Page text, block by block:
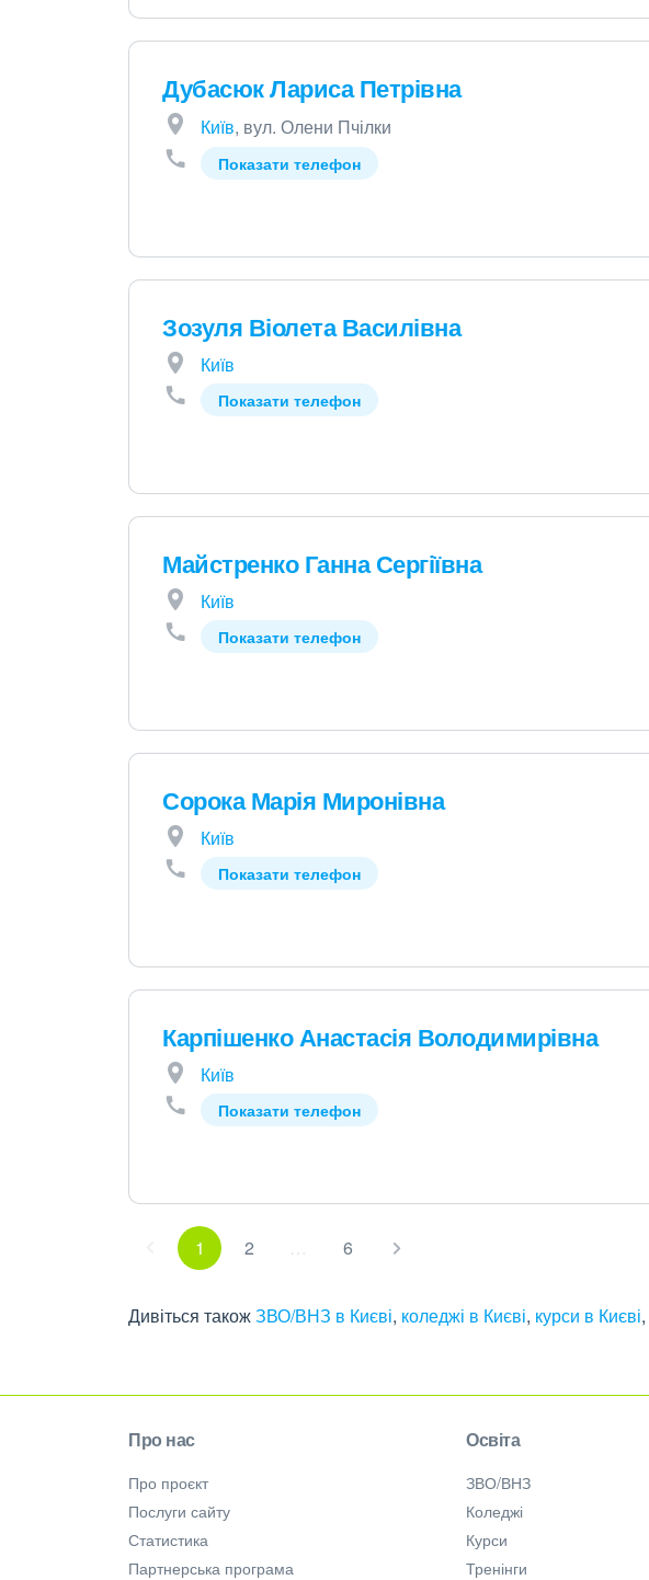
Дубасюк Лариса Петрівна
Київ, вул. Олени Пчілки
Показати телефон
Зозуля Віолета Василівна
Київ
Показати телефон
Майстренко Ганна Сергіївна
Київ
Показати телефон
Сорока Марія Миронівна
Київ
Показати телефон
Карпішенко Анастасія Володимирівна
Київ
Показати телефон
1 2 … 6
Дивіться такожЗВО/ВНЗ в Києві, коледжі в Києві, курси в Києві,
Про нас
Про проєкт
Послуги сайту
Статистика
Партнерська програма
Освіта
ЗВО/ВНЗ
Коледжі
Курси
Тренінги